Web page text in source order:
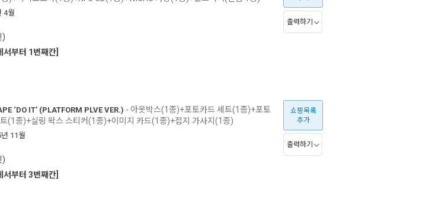
4월
)
부터 1번째칸]
출력하기
‘DO IT’ (PLATFORM PLVE VER.) - 아웃박스(1종)+포토카드 세트(1종)+포토
(1종)+실링 왁스 스티커(1종)+이미지 카드(1종)+접지 가사지(1종)
11월
)
부터 3번째칸]
쇼핑목록
추가
출력하기